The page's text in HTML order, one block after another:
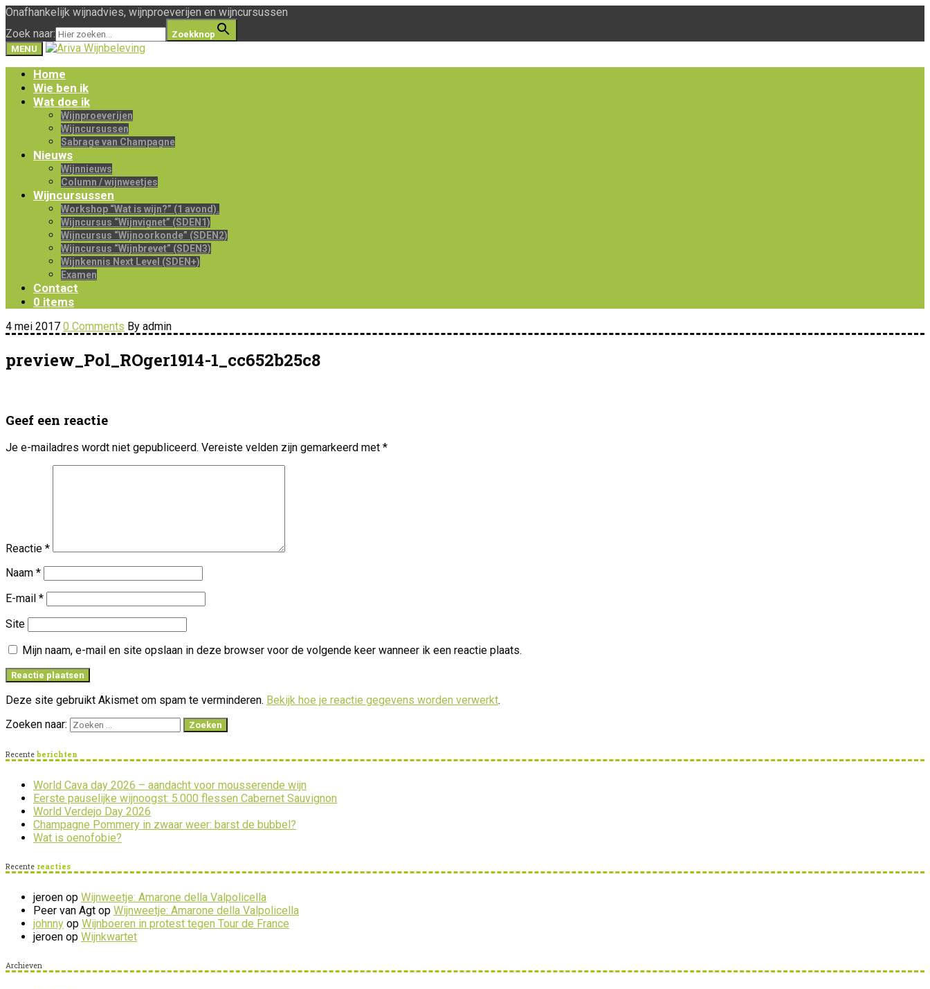
Onafhankelijk wijnadvies, wijnproeverijen en wijncursussen
Zoek naar:
Zoekknop
MENU
Home
Wie ben ik
Wat doe ik
Wijnproeverijen
Wijncursussen
Sabrage van Champagne
Nieuws
Wijnnieuws
Column / wijnweetjes
Wijncursussen
Workshop “Wat is wijn?” (1 avond).
Wijncursus “Wijnvignet” (SDEN1)
Wijncursus “Wijnoorkonde” (SDEN2)
Wijncursus “Wijnbrevet” (SDEN3)
Wijnkennis Next Level (SDEN+)
Examen
Contact
0 items
4 mei 2017 0 Comments By admin
preview_Pol_ROger1914-1_cc652b25c8
Geef een reactie
Je e-mailadres wordt niet gepubliceerd. Vereiste velden zijn gemarkeerd met *
Reactie *
Naam *
E-mail *
Site
Mijn naam, e-mail en site opslaan in deze browser voor de volgende keer wanneer ik een reactie plaats.
Deze site gebruikt Akismet om spam te verminderen. Bekijk hoe je reactie gegevens worden verwerkt.
Zoeken naar:
Recente berichten
World Cava day 2026 – aandacht voor mousserende wijn
Eerste pauselijke wijnoogst: 5.000 flessen Cabernet Sauvignon
World Verdejo Day 2026
Champagne Pommery in zwaar weer: barst de bubbel?
Wat is oenofobie?
Recente reacties
jeroen op Wijnweetje: Amarone della Valpolicella
Peer van Agt op Wijnweetje: Amarone della Valpolicella
johnny op Wijnboeren in protest tegen Tour de France
jeroen op Wijnkwartet
Archieven